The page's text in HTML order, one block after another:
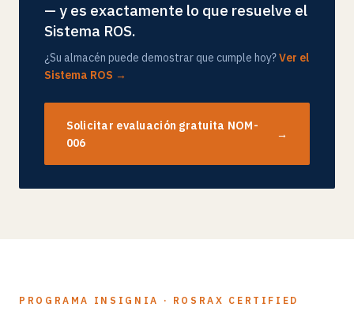
— y es exactamente lo que resuelve el
Sistema ROS.
¿Su almacén puede demostrar que cumple hoy?Ver el
Sistema ROS →
Solicitar evaluación gratuita NOM-
006
→
PROGRAMA INSIGNIA · ROSRAX CERTIFIED